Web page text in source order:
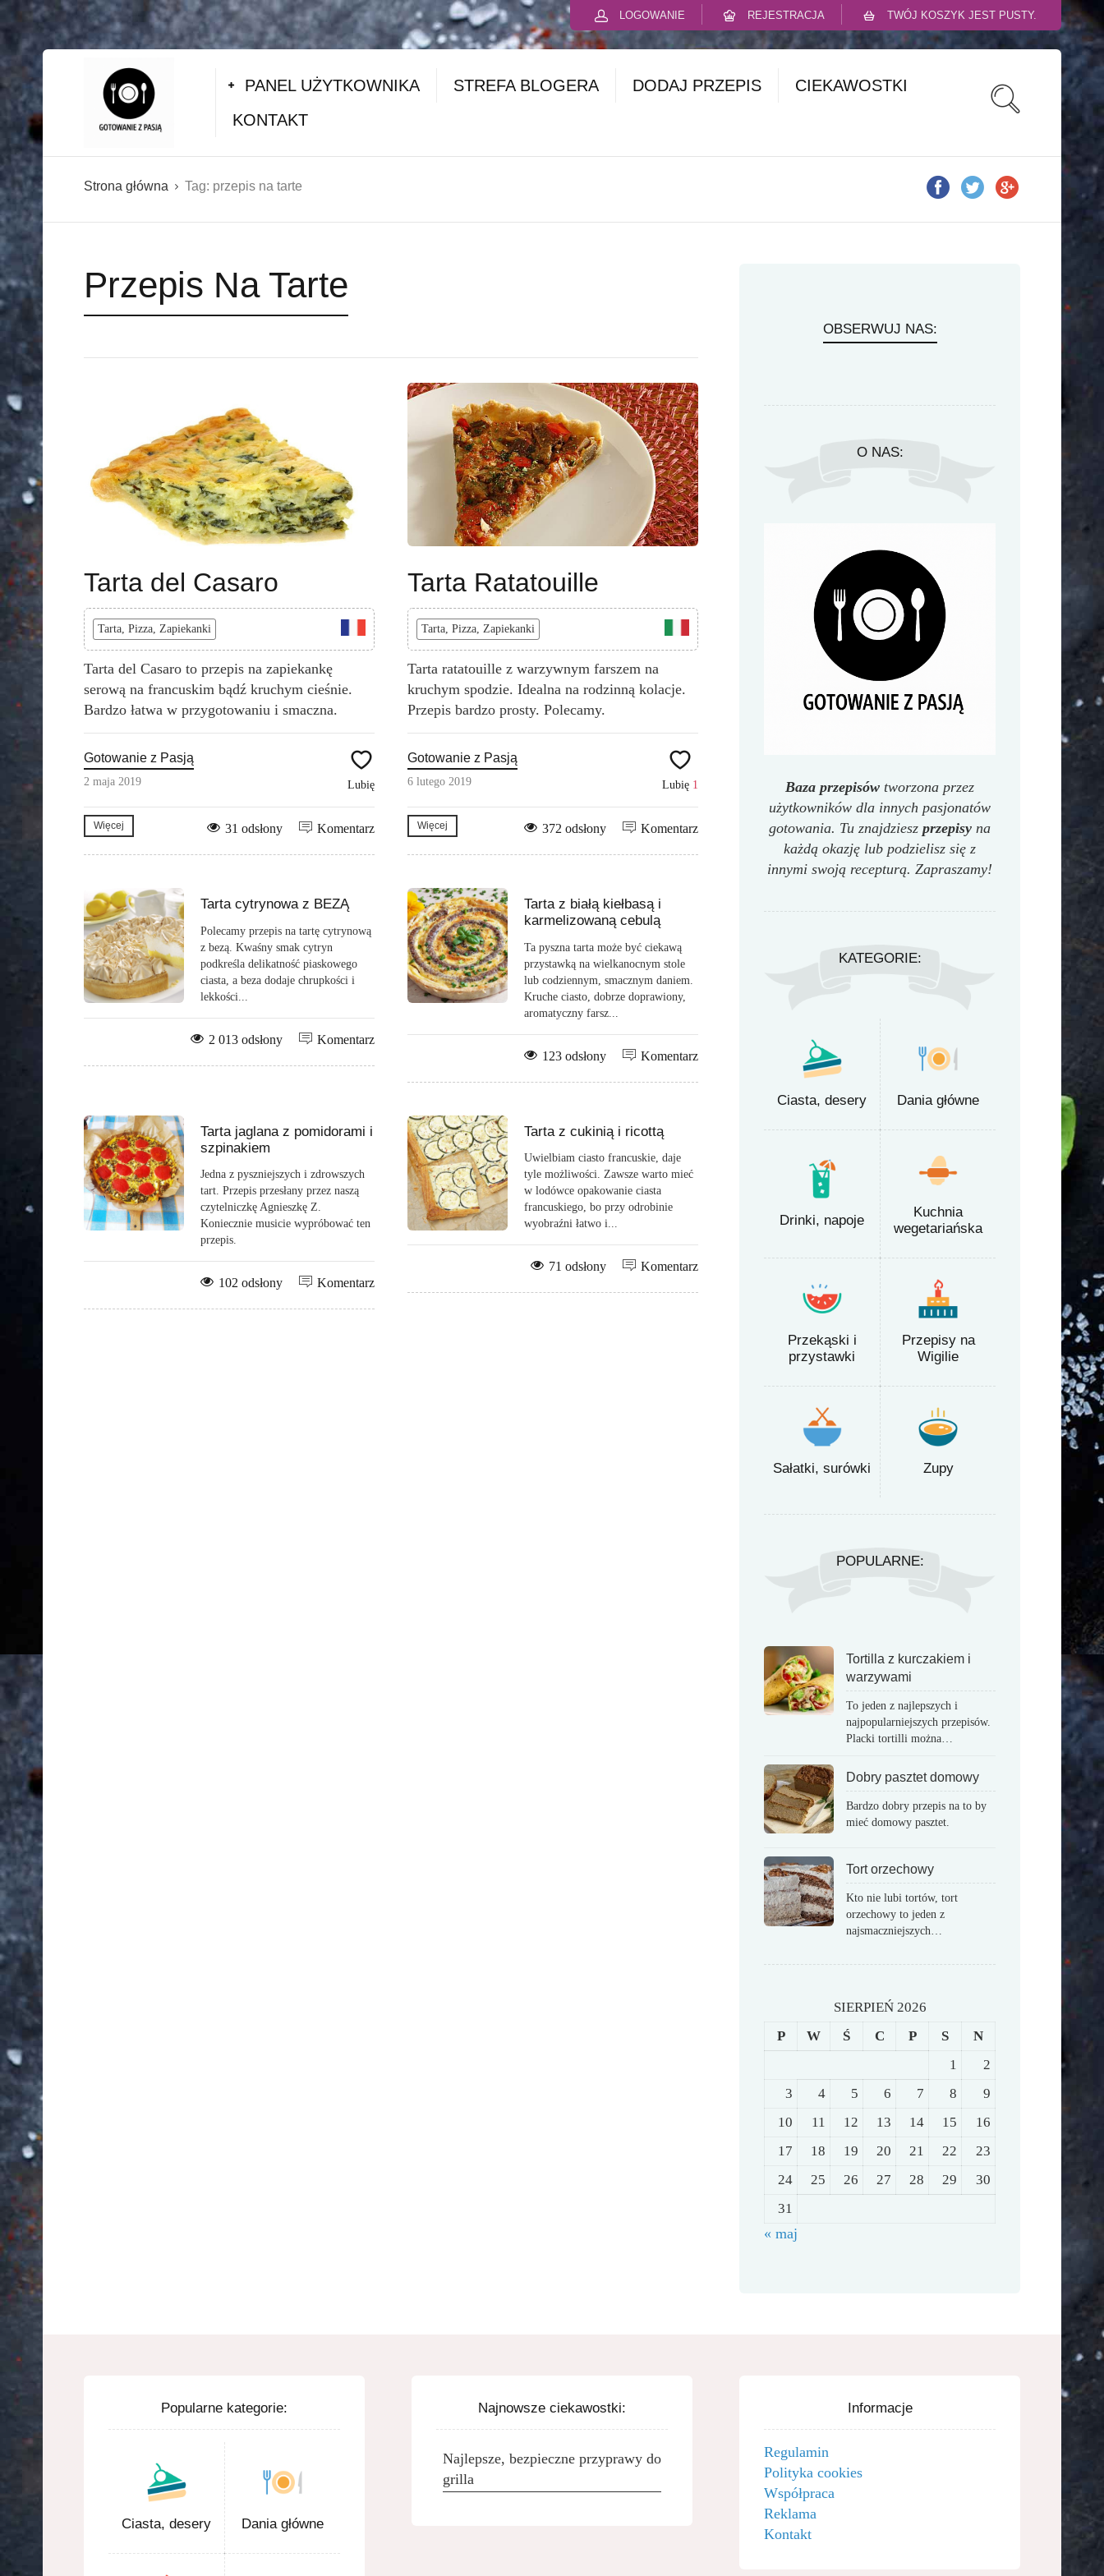
LOGOWANIE REJESTRACJA TWÓJ KOSZYK JEST PUSTY.
PANEL UŻYTKOWNIKA STREFA BLOGERA DODAJ PRZEPIS
CIEKAWOSTKI
KONTAKT
Strona główna Tag: przepis na tarte
Przepis Na Tarte
Tarta del Casaro
Tarta, Pizza, Zapiekanki
Tarta del Casaro to przepis na zapiekankę
serową na francuskim bądź kruchym cieśnie.
Bardzo łatwa w przygotowaniu i smaczna.
Gotowanie z Pasją
2 maja 2019 Lubię
Więcej Komentarz
31 odsłony
Tarta Ratatouille
Tarta, Pizza, Zapiekanki
Tarta ratatouille z warzywnym farszem na
kruchym spodzie. Idealna na rodzinną kolacje.
Przepis bardzo prosty. Polecamy.
Gotowanie z Pasją
6 lutego 2019 Lubię 1
Więcej Komentarz
372 odsłony
Tarta cytrynowa z BEZĄ
Polecamy przepis na tartę cytrynową
z bezą. Kwaśny smak cytryn
podkreśla delikatność piaskowego
ciasta, a beza dodaje chrupkości i
lekkości...
Komentarz
2 013 odsłony
Tarta z białą kiełbasą i
karmelizowaną cebulą
Ta pyszna tarta może być ciekawą
przystawką na wielkanocnym stole
lub codziennym, smacznym daniem.
Kruche ciasto, dobrze doprawiony,
aromatyczny farsz...
Komentarz
123 odsłony
Tarta jaglana z pomidorami i
szpinakiem
Jedna z pyszniejszych i zdrowszych
tart. Przepis przesłany przez naszą
czytelniczkę Agnieszkę Z.
Koniecznie musicie wypróbować ten
przepis.
Komentarz
102 odsłony
Tarta z cukinią i ricottą
Uwielbiam ciasto francuskie, daje
tyle możliwości. Zawsze warto mieć
w lodówce opakowanie ciasta
francuskiego, bo przy odrobinie
wyobraźni łatwo i...
Komentarz
71 odsłony
OBSERWUJ NAS:
O NAS:
Baza przepisów tworzona przez
użytkowników dla innych pasjonatów
gotowania. Tu znajdziesz przepisy na
każdą okazję lub podzielisz się z
innymi swoją recepturą. Zapraszamy!
KATEGORIE:
Ciasta, desery Dania główne
Drinki, napoje
Kuchnia
wegetariańska
Przekąski i
przystawki
Przepisy na
Wigilie
Sałatki, surówki Zupy
POPULARNE:
Tortilla z kurczakiem i
warzywami
To jeden z najlepszych i
najpopularniejszych przepisów.
Placki tortilli można…
Dobry pasztet domowy
Bardzo dobry przepis na to by
mieć domowy pasztet.
Tort orzechowy
Kto nie lubi tortów, tort
orzechowy to jeden z
najsmaczniejszych…
SIERPIEŃ 2026
P
W Ś C P S
N
1
2
3
4 5 6 7 8
9
10
11 12 13 14 15
16
17
18 19 20 21 22
23
24
25 26 27 28 29
30
31
« maj
Popularne kategorie:
Ciasta, desery Dania główne
Najnowsze ciekawostki:
Najlepsze, bezpieczne przyprawy do
grilla
Informacje
Regulamin
Polityka cookies
Współpraca
Reklama
Kontakt